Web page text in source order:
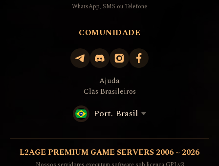
WhatsApp, SMS ou Telefone
COMUNIDADE
Ajuda
Clãs Brasileiros
Port. Brasil
L2AGE PREMIUM GAME SERVERS 2006 ~ 2026